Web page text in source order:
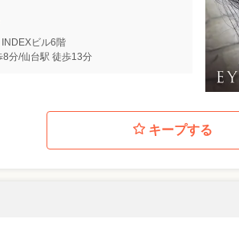
ビル6階
8分/仙台駅 徒歩13分
キープする